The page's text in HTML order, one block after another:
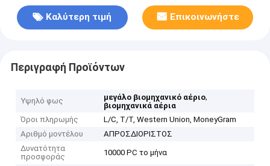
Καλύτερη τιμή Επικοινωνήστε
Περιγραφή Προϊόντων
Υψηλό φως μεγάλο βιομηχανικό αέριο,
βιομηχανικά αέρια
Όροι πληρωμής
L/C, T/T, Western Union, MoneyGram
Αριθμό μοντέλου
ΑΠΡΟΣΔΙΟΡΙΣΤΟΣ
Δυνατότητα
προσφοράς
10000 PC το μήνα